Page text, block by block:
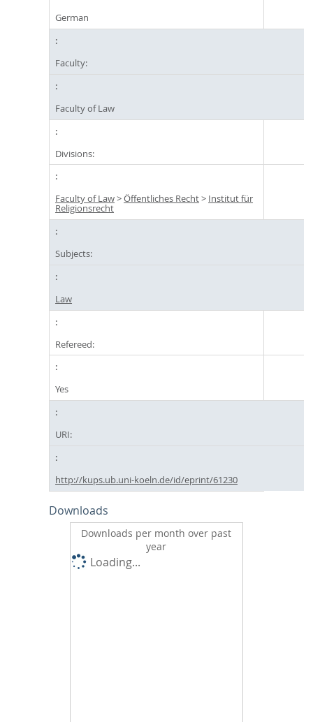
German
Faculty:
Faculty of Law
Divisions:
Faculty of Law>Öffentliches Recht> Institut für
Religionsrecht
Subjects:
Law
Refereed:
Yes
URI:
http://kups.ub.uni-koeln.de/id/eprint/61230
Downloads
Downloads per month over past
year
Loading...